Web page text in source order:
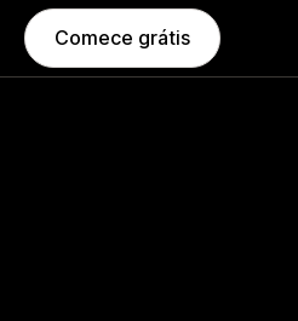
Comece grátis